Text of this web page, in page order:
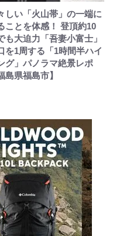
しい「火山帯」の一端に
ことを体感！ 登頂約10
も大迫力「吾妻小富士」
を1周する「1時間半ハイ
グ」パノラマ絶景レポ
島県福島市】